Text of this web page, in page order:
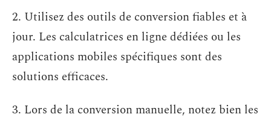
2. Utilisez des outils de conversion fiables et à
jour. Les calculatrices en ligne dédiées ou les
applications mobiles spécifiques sont des
solutions efficaces.
3. Lors de la conversion manuelle, notez bien les